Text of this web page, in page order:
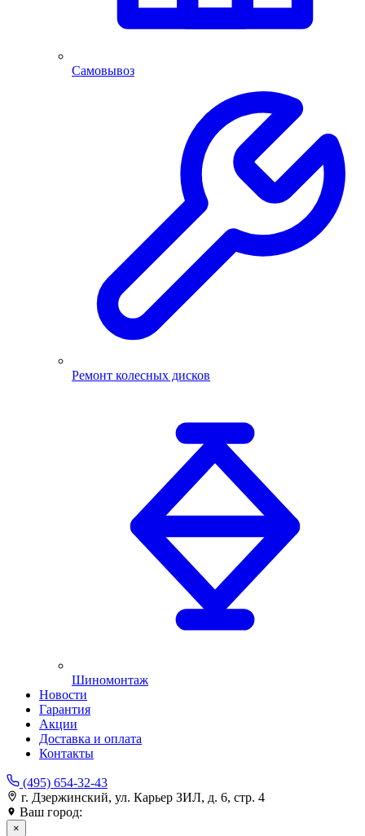
Самовывоз
Ремонт колесных дисков
Шиномонтаж
Новости
Гарантия
Акции
Доставка и оплата
Контакты
(495) 654-32-43
г. Дзержинский, ул. Карьер ЗИЛ, д. 6, стр. 4
Ваш город:
×